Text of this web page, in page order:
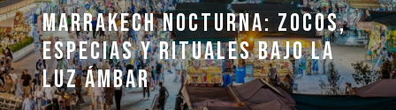
MARRAKECH NOCTURNA: ZOCOS,
ESPECIAS Y RITUALES BAJO LA
LUZ ÁMBAR